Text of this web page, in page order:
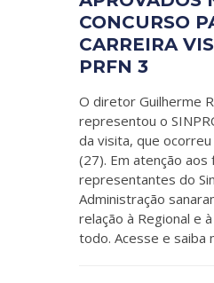
CONCURSO
CARREIRA
PRFN 3
O diretor Guilherme
representou o
da visita, que
(27). Em atenção aos
representantes do
Administração
relação à Regional e
todo. Acesse e saiba